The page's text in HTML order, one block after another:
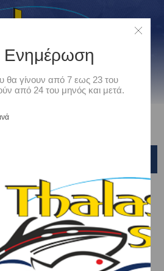
ΚΑΛΑΜΙΑ ΨΑΡΕΜΑΤΟΣ
& Shore Jigging / DAIWA
Ενημέρωση
θα γίνουν από 7 εως 23 του
από 24 του μηνός και μετά.